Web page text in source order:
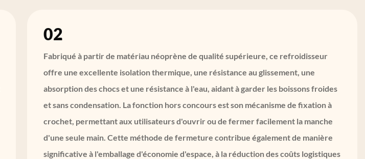
02
Fabriqué à partir de matériau néoprène de qualité supérieure, ce refroidisseur
offre une excellente isolation thermique, une résistance au glissement, une
absorption des chocs et une résistance à l'eau, aidant à garder les boissons froides
et sans condensation. La fonction hors concours est son mécanisme de fixation à
crochet, permettant aux utilisateurs d'ouvrir ou de fermer facilement la manche
d'une seule main. Cette méthode de fermeture contribue également de manière
significative à l'emballage d'économie d'espace, à la réduction des coûts logistiques